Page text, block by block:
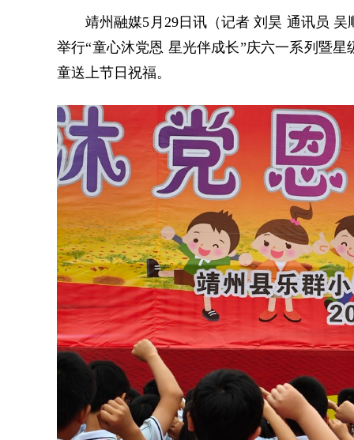
靖州融媒5月29日讯（记者 刘昊 通讯员
举行“童心沐党恩 星光伴成长”庆六一系列暨
童送上节日祝福。